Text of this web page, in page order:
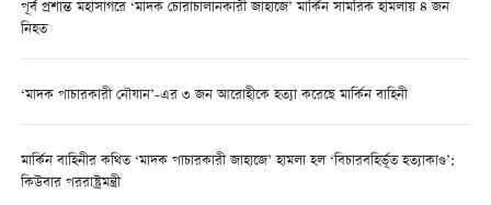
পূর্ব প্রশান্ত মহাসাগরে ‘মাদক চোরাচালানকারী জাহাজে’ মার্কিন সামরিক হামলায় ৪ জন
নিহত
‘মাদক পাচারকারী নৌযান’-এর ৩ জন আরোহীকে হত্যা করেছে মার্কিন বাহিনী
মার্কিন বাহিনীর কথিত ‘মাদক পাচারকারী জাহাজে’ হামলা হল ‘বিচারবহির্ভূত হত্যাকাণ্ড’:
কিউবার পররাষ্ট্রমন্ত্রী